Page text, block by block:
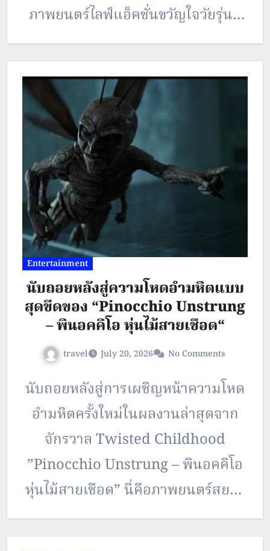
ภาพยนตร์ไลฟ์แอ็คชั่นขวัญใจวัยรุ่นที่
สร้างจากการ์ตูนยอดนิยมเจ้าของ
ทั่วประเทศของญี่ปุ่น” ประจำปี 2022
และประสบความสำเร็จอย่างท่วมท้น
มาแล้วในฉบับอนิเมะทั้ง 2 ซีซั่นเมื่อปี
2024 และ 2025 เรื่องราวของ “ซากุระ
ฮารุกะ” เด็กหนุ่มที่เติบโตมาอย่างโดด
เดี่ยวและมีความถนัดในเรื่องของการ
ต่อสู้ เขาเดินทางมายังโรงเรียนมัธยม
ฟูริน ซึ่งเคยเป็นแหล่งรวมของบรรดา
อันธพาลเพื่อไต่เต้าขึ้นเป็นจ่าฝูง แต่
แล้วก็กลับพบว่าปัจจุบันกลุ่มนักเรียน
ในนาม Boufuurin ได้กลายเป็นผู้
ปกป้องชุมชนจนสร้างความสับสนให้
กับซากุระ ก่อนที่เขาจะค่อย…
Entertainment
นับถอยหลังสู่ความโหดอำมหิตแบบ
สุดขีดของ “Pinocchio Unstrung
– พินอคคิโอ หุ่นไม้สายเชือด“
travel July 20, 2026 No Comments
นับถอยหลังสู่การเผชิญหน้าความโหด
อำมหิตครั้งใหม่ในผลงานล่าสุดจาก
จักรวาล Twisted Childhood
”Pinocchio Unstrung – พินอคคิโอ
หุ่นไม้สายเชือด” นี่คือภาพยนตร์สยอง
ขวัญที่นำเอานิทานคลาสสิกปี 1883